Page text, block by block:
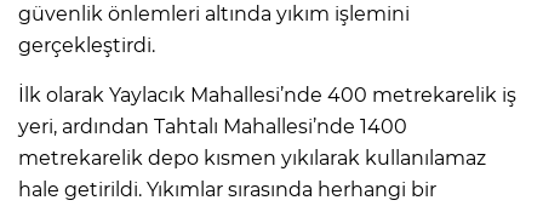
güvenlik önlemleri altında yıkım işlemini
gerçekleştirdi.
İlk olarak Yaylacık Mahallesi’nde 400 metrekarelik iş
yeri, ardından Tahtalı Mahallesi’nde 1400
metrekarelik depo kısmen yıkılarak kullanılamaz
hale getirildi. Yıkımlar sırasında herhangi bir